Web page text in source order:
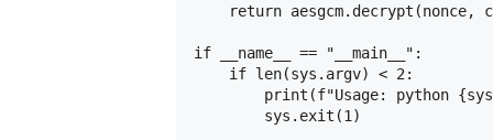
return aesgcm.decrypt(nonce,
if __name__ == "__main__":
    if len(sys.argv) < 2:
print(f"Usage: python
        sys.exit(1)